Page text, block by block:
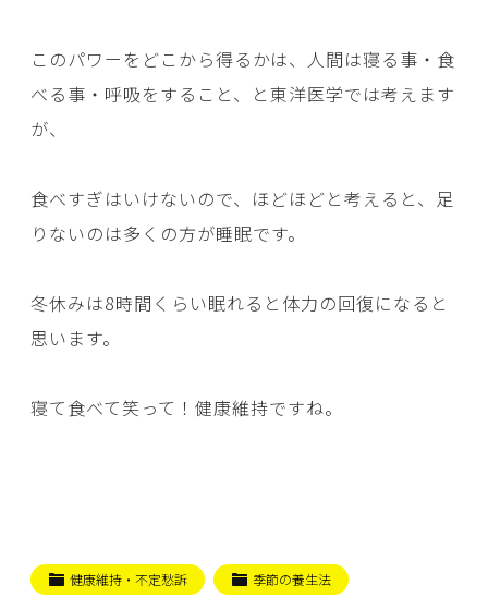
このパワーをどこから得るかは、人間は寝る事・食
べる事・呼吸をすること、と東洋医学では考えます
が、
食べすぎはいけないので、ほどほどと考えると、足
りないのは多くの方が睡眠です。
冬休みは8時間くらい眠れると体力の回復になると
思います。
寝て食べて笑って！健康維持ですね。
健康維持・不定愁訴 季節の養生法